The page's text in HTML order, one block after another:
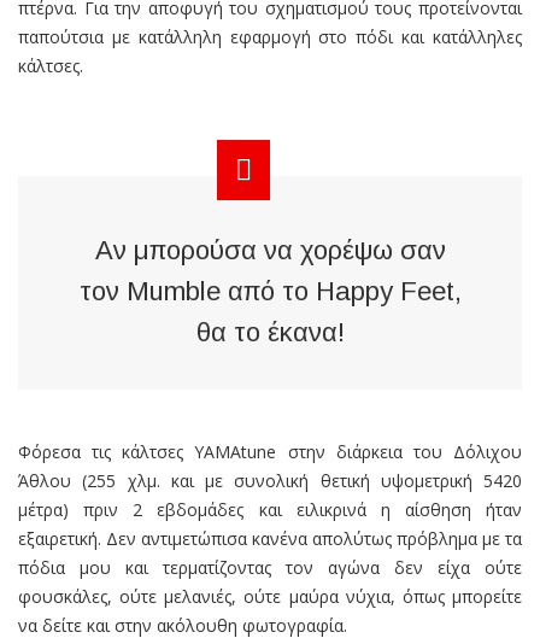
πτέρνα. Για την αποφυγή του σχηματισμού τους προτείνονται
παπούτσια µε κατάλληλη εφαρμογή στο πόδι και κατάλληλες
κάλτσες.
Αν μπορούσα να χορέψω σαν
τον Mumble από το Happy Feet,
θα το έκανα!
Φόρεσα τις κάλτσες YAMAtune στην διάρκεια του Δόλιχου
Άθλου (255 χλμ. και με συνολική θετική υψομετρική 5420
μέτρα) πριν 2 εβδομάδες και ειλικρινά η αίσθηση ήταν
εξαιρετική. Δεν αντιμετώπισα κανένα απολύτως πρόβλημα με τα
πόδια μου και τερματίζοντας τον αγώνα δεν είχα ούτε
φουσκάλες, ούτε μελανιές, ούτε μαύρα νύχια, όπως μπορείτε
να δείτε και στην ακόλουθη φωτογραφία.